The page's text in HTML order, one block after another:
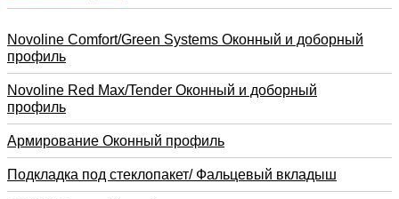
Novoline Comfort/Green Systems Оконный и доборный
профиль
Novoline Red Max/Tender Оконный и доборный
профиль
Армирование Оконный профиль
Подкладка под стеклопакет/ Фальцевый вкладыш